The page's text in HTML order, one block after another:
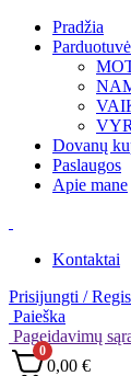
Pradžia
Parduotuvė
Dovanų
Paslaugos
Apie mane
Kontaktai
Prisijungti /
Paieška
Pageidavimų
0
0,00 €